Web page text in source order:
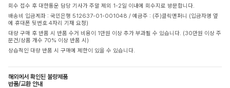
회수 접수 후 대한통운 담당 기사가 주말 제외 1-2일 이내에 회수지로 방문합니다.
배송비 입금계좌 : 국민은행 512637-01-001048 / 예금주 : (주)클릭앤퍼니 (입금자명 옆
에 휴대폰 뒷번호 4자리 기재 요청)
대량 구매 후 반품 시 반품 수거 비용이 1만원 이상 추가 부과될 수 있습니다. (30만원 이상 주
문건/상품 개수 70% 이상 반품 시)
상습적인 대량 반품 시 구매에 제한이 있을 수 있습니다.
해외에서 확인된 불량제품
반품/교환 안내